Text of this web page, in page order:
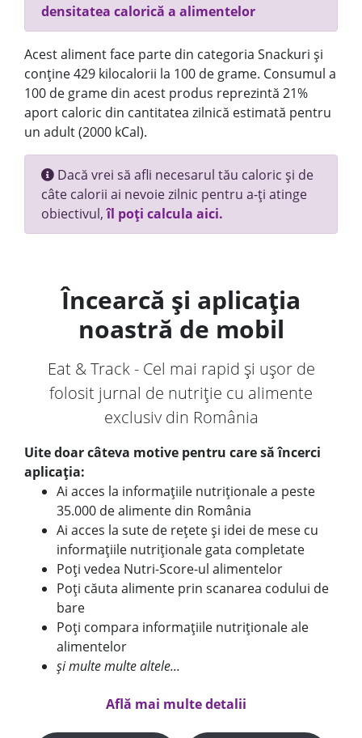
densitatea calorică a alimentelor
Acest aliment face parte din categoria Snackuri și
conține 429 kilocalorii la 100 de grame. Consumul a
100 de grame din acest produs reprezintă 21%
aport caloric din cantitatea zilnică estimată pentru
un adult (2000 kCal).
Dacă vrei să afli necesarul tău caloric și de
câte calorii ai nevoie zilnic pentru a-ți atinge
obiectivul,îl poți calcula aici.
Încearcă și aplicația
noastră de mobil
Eat & Track - Cel mai rapid și ușor de
folosit jurnal de nutriție cu alimente
exclusiv din România
Uite doar câteva motive pentru care să încerci
aplicația:
Ai acces la informațiile nutriționale a peste
35.000 de alimente din România
Ai acces la sute de rețete și idei de mese cu
informațiile nutriționale gata completate
Poți vedea Nutri-Score-ul alimentelor
Poți căuta alimente prin scanarea codului de
bare
Poți compara informațiile nutriționale ale
alimentelor
și multe multe altele...
Află mai multe detalii